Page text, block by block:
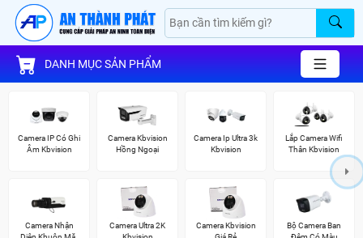
DANH MỤC SẢN PHẨM
Camera IP Có Ghi
Âm Kbvision
Camera Kbvision
Hồng Ngoại
Camera Ip Ultra 3k
Kbvision
Lắp Camera Wifi
Thân Kbvision
Camera Nhận
Camera Ultra 2K
Camera Kbvision
Bộ Camera Ban